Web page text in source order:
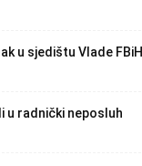
u sjedištu Vlade FBiH
u radnički neposluh